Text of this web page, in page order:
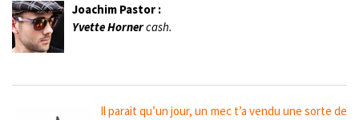
Joachim Pastor :
Yvette Hornercash.
Il parait qu’un jour, un mec t’a vendu une sorte de